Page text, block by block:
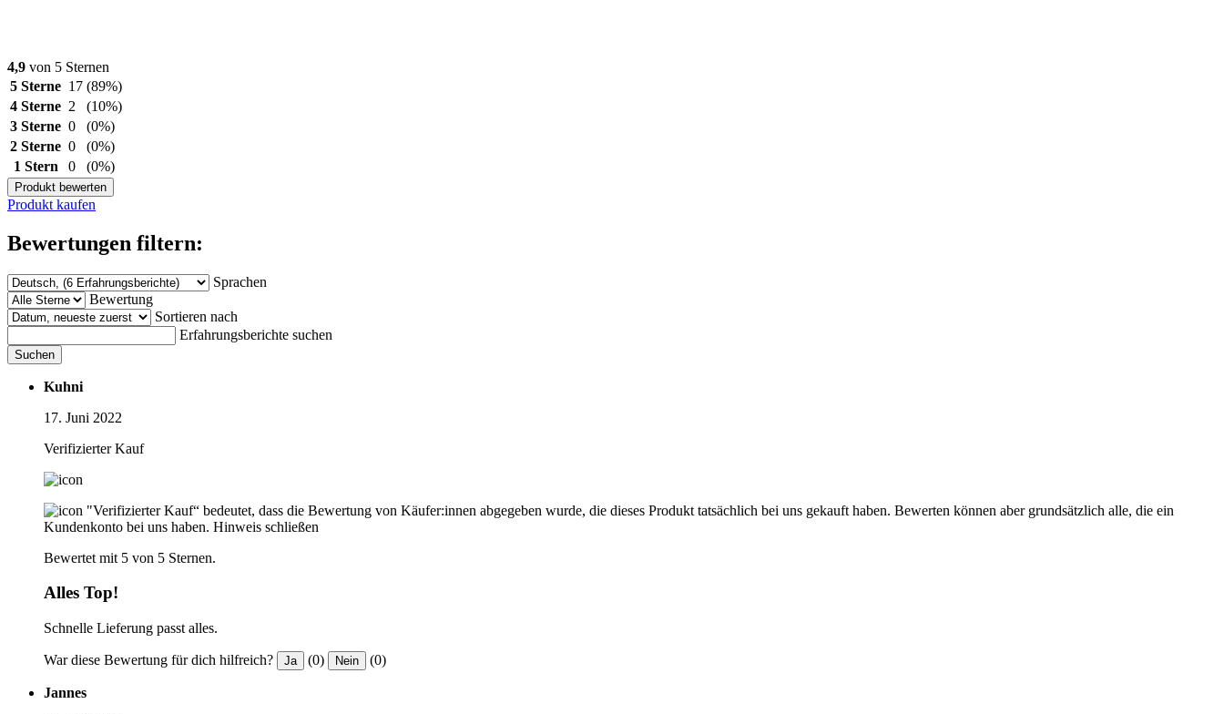
4,9 von 5 Sternen
5 Sterne 17 (89%)
4 Sterne 2
(10%)
3 Sterne 0
(0%)
2 Sterne 0
(0%)
1 Stern
0 (0%)
Produkt bewerten
Produkt kaufen
Bewertungen filtern:
Sprachen
Bewertung
Sortieren nach
Erfahrungsberichte suchen
Suchen
Kuhni
17. Juni 2022
Verifizierter Kauf
"Verifizierter Kauf“ bedeutet, dass die Bewertung von Käufer:innen abgegeben wurde, die dieses Produkt tatsächlich bei uns gekauft haben. Bewerten können aber grundsätzlich alle, die ein
Kundenkonto bei uns haben. Hinweis schließen
Bewertet mit 5 von 5 Sternen.
Alles Top!
Schnelle Lieferung passt alles.
War diese Bewertung für dich hilfreich? Ja (0) Nein (0)
Jannes